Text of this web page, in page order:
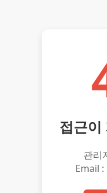
접근이
관리
Email